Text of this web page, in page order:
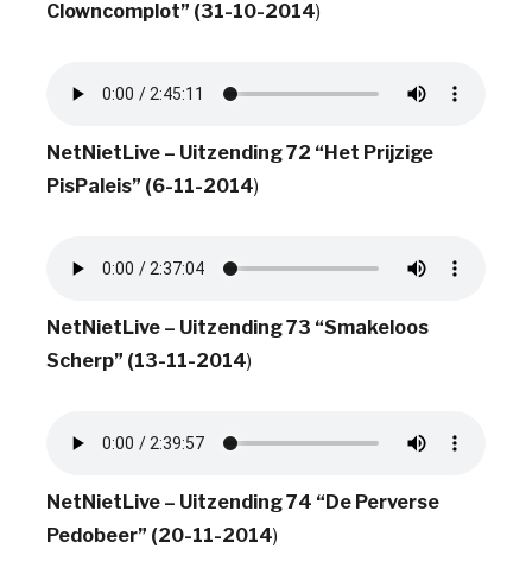
Clowncomplot” (31-10-2014)
NetNietLive – Uitzending 72 “Het Prijzige
PisPaleis” (6-11-2014)
NetNietLive – Uitzending 73 “Smakeloos
Scherp” (13-11-2014)
NetNietLive – Uitzending 74 “De Perverse
Pedobeer” (20-11-2014)